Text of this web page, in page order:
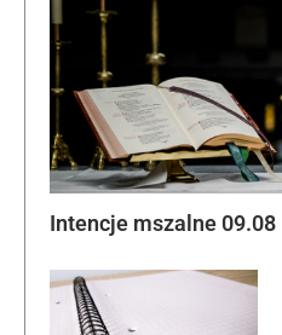
Intencje mszalne 09.08